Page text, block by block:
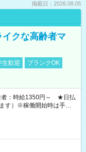
掲載日：2026.08.05
クな高齢者マ
生歓迎
ブランクOK
者：時給1350円～ ★日払
す）※稼働開始時は手続き